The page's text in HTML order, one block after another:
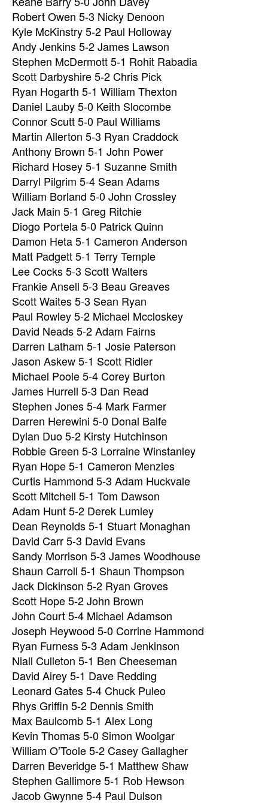
Robert Owen 5-3 Nicky Denoon
Kyle McKinstry 5-2 Paul Holloway
Andy Jenkins 5-2 James Lawson
Stephen McDermott 5-1 Rohit Rabadia
Scott Darbyshire 5-2 Chris Pick
Ryan Hogarth 5-1 William Thexton
Daniel Lauby 5-0 Keith Slocombe
Connor Scutt 5-0 Paul Williams
Martin Allerton 5-3 Ryan Craddock
Anthony Brown 5-1 John Power
Richard Hosey 5-1 Suzanne Smith
Darryl Pilgrim 5-4 Sean Adams
William Borland 5-0 John Crossley
Jack Main 5-1 Greg Ritchie
Diogo Portela 5-0 Patrick Quinn
Damon Heta 5-1 Cameron Anderson
Matt Padgett 5-1 Terry Temple
Lee Cocks 5-3 Scott Walters
Frankie Ansell 5-3 Beau Greaves
Scott Waites 5-3 Sean Ryan
Paul Rowley 5-2 Michael Mccloskey
David Neads 5-2 Adam Fairns
Darren Latham 5-1 Josie Paterson
Jason Askew 5-1 Scott Ridler
Michael Poole 5-4 Corey Burton
James Hurrell 5-3 Dan Read
Stephen Jones 5-4 Mark Farmer
Darren Herewini 5-0 Donal Balfe
Dylan Duo 5-2 Kirsty Hutchinson
Robbie Green 5-3 Lorraine Winstanley
Ryan Hope 5-1 Cameron Menzies
Curtis Hammond 5-3 Adam Huckvale
Scott Mitchell 5-1 Tom Dawson
Adam Hunt 5-2 Derek Lumley
Dean Reynolds 5-1 Stuart Monaghan
David Carr 5-3 David Evans
Sandy Morrison 5-3 James Woodhouse
Shaun Carroll 5-1 Shaun Thompson
Jack Dickinson 5-2 Ryan Groves
Scott Hope 5-2 John Brown
John Court 5-4 Michael Adamson
Joseph Heywood 5-0 Corrine Hammond
Ryan Furness 5-3 Adam Jenkinson
Niall Culleton 5-1 Ben Cheeseman
David Airey 5-1 Dave Redding
Leonard Gates 5-4 Chuck Puleo
Rhys Griffin 5-2 Dennis Smith
Max Baulcomb 5-1 Alex Long
Kevin Thomas 5-0 Simon Woolgar
William O’Toole 5-2 Casey Gallagher
Darren Beveridge 5-1 Matthew Shaw
Stephen Gallimore 5-1 Rob Hewson
Jacob Gwynne 5-4 Paul Dulson